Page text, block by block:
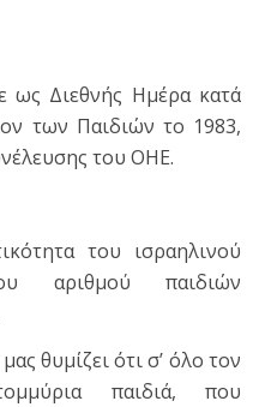
των Παιδιών το 1983,
του ΟΗΕ.
του ισραηλινού
αριθμού παιδιών
θυμίζει ότι σ’ όλο τον
παιδιά, που